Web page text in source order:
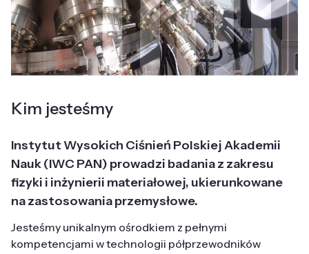
Kim jesteśmy
Instytut Wysokich Ciśnień Polskiej Akademii
Nauk (IWC PAN) prowadzi badania z zakresu
fizyki i inżynierii materiałowej, ukierunkowane
na zastosowania przemysłowe.
Jesteśmy unikalnym ośrodkiem z pełnymi
kompetencjami w technologii półprzewodników